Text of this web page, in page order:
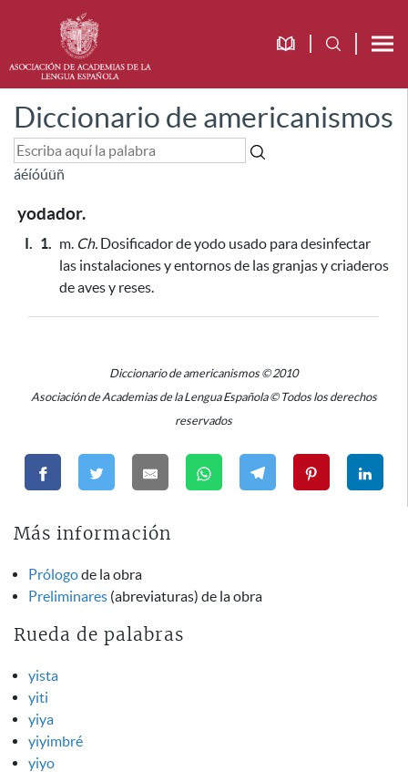
Diccionario de americanismos
áéíóúüñ
yodador.
I. 1. m. Ch. Dosificador de yodo usado para desinfectar
las instalaciones y entornos de las granjas y criaderos
de aves y reses.
Diccionario de americanismos © 2010
Asociación de Academias de la Lengua Española © Todos los derechos
reservados
Más información
Prólogode la obra
Preliminares (abreviaturas) de la obra
Rueda de palabras
yista
yiti
yiya
yiyimbré
yiyo